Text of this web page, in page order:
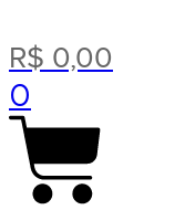
R$ 0,00
0